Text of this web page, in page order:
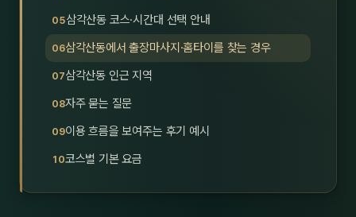
울산
24
삼각산동 코스·시간대 선택 안내
삼각산동에서 출장마사지·홈타이를 찾는 경우
삼각산동 인근 지역
자주 묻는 질문
이용 흐름을 보여주는 후기 예시
코스별 기본 요금